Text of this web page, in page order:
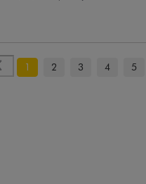
1 2 3 4 5